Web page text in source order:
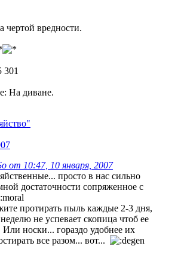
чертой вредности.
301
На диване.
от 10:47, 10 января, 2007
просто в нас сильно
достаточности сопряженное с
протирать пыль каждые 2-3 дня,
не успевает скопица чтоб ее
носки... гораздо удобнее их
все разом... вот...